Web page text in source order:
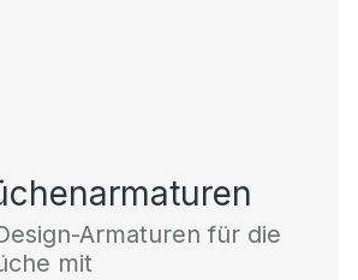
Armaturen für die
mit